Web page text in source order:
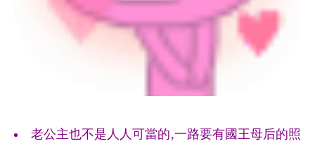
老公主也不是人人可當的,一路要有國王母后的照